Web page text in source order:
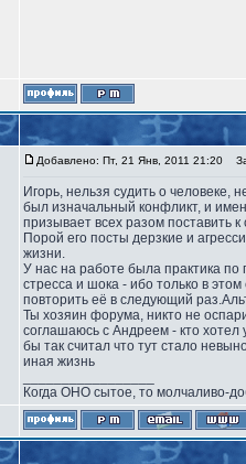
Добавлено: Пт, 21 Янв, 2011 21:20
Игорь, нельзя судить о человеке,
был изначальный конфликт, и
призывает всех разом поставить к
Порой его посты дерзкие и
жизни.
У нас на работе была практика по
стресса и шока - ибо только в
повторить её в следующий
Ты хозяин форума, никто не
соглашаюсь с Андреем - кто
бы так считал что тут стало
иная жизнь
Когда ОНО сытое, то молчаливо-